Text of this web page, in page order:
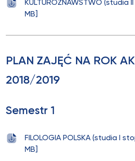
KULTUROZNAWSTWO (studia
MB]
PLAN ZAJĘĆ NA ROK
2018/2019
Semestr 1
FILOLOGIA POLSKA (studia I
MB]